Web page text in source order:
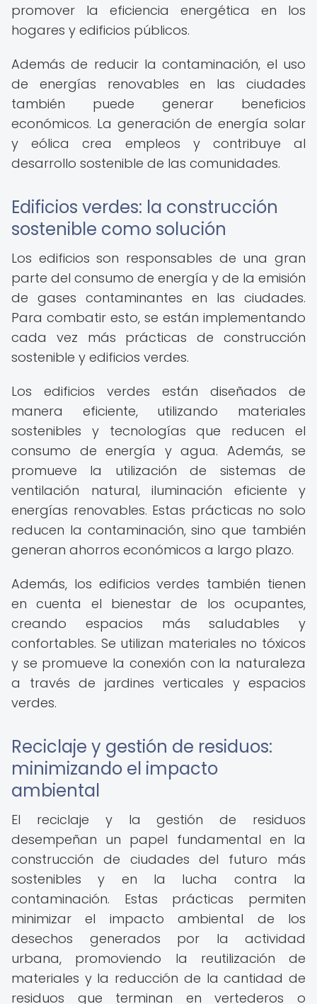
promover la eficiencia energética en los
hogares y edificios públicos.
Además de reducir la contaminación, el uso
de energías renovables en las ciudades
también puede generar beneficios
económicos. La generación de energía solar
y eólica crea empleos y contribuye al
desarrollo sostenible de las comunidades.
Edificios verdes: la construcción
sostenible como solución
Los edificios son responsables de una gran
parte del consumo de energía y de la emisión
de gases contaminantes en las ciudades.
Para combatir esto, se están implementando
cada vez más prácticas de construcción
sostenible y edificios verdes.
Los edificios verdes están diseñados de
manera eficiente, utilizando materiales
sostenibles y tecnologías que reducen el
consumo de energía y agua. Además, se
promueve la utilización de sistemas de
ventilación natural, iluminación eficiente y
energías renovables. Estas prácticas no solo
reducen la contaminación, sino que también
generan ahorros económicos a largo plazo.
Además, los edificios verdes también tienen
en cuenta el bienestar de los ocupantes,
creando espacios más saludables y
confortables. Se utilizan materiales no tóxicos
y se promueve la conexión con la naturaleza
a través de jardines verticales y espacios
verdes.
Reciclaje y gestión de residuos:
minimizando el impacto
ambiental
El reciclaje y la gestión de residuos
desempeñan un papel fundamental en la
construcción de ciudades del futuro más
sostenibles y en la lucha contra la
contaminación. Estas prácticas permiten
minimizar el impacto ambiental de los
desechos generados por la actividad
urbana, promoviendo la reutilización de
materiales y la reducción de la cantidad de
residuos que terminan en vertederos o